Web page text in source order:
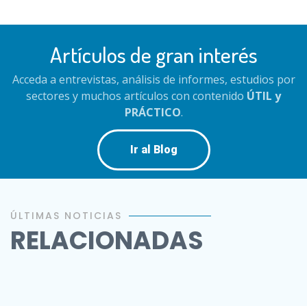
Artículos de gran interés
Acceda a entrevistas, análisis de informes, estudios por
sectores y muchos artículos con contenido ÚTIL y
PRÁCTICO.
Ir al Blog
ÚLTIMAS NOTICIAS
RELACIONADAS